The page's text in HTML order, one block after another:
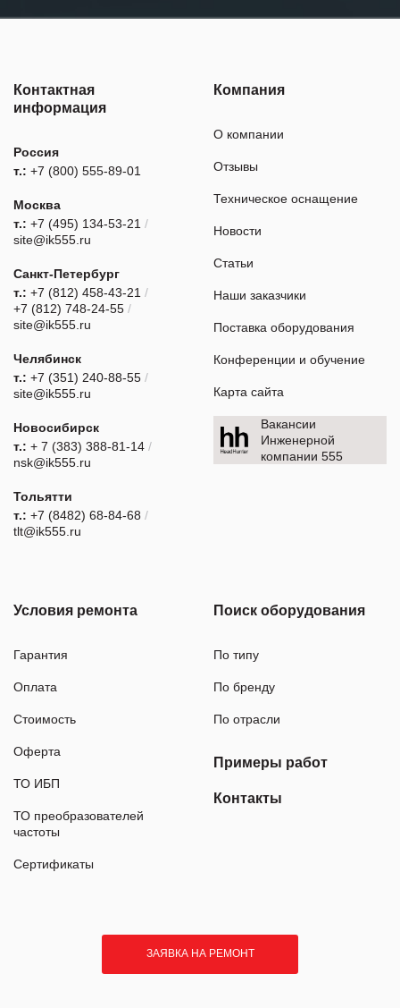
Контактная
информация
Россия
т.: +7 (800) 555-89-01
Москва
т.: +7 (495) 134-53-21 /
site@ik555.ru
Санкт-Петербург
т.: +7 (812) 458-43-21 /
+7 (812) 748-24-55 /
site@ik555.ru
Челябинск
т.: +7 (351) 240-88-55 /
site@ik555.ru
Новосибирск
т.: + 7 (383) 388-81-14 /
nsk@ik555.ru
Тольятти
т.: +7 (8482) 68-84-68 /
tlt@ik555.ru
Компания
О компании
Отзывы
Техническое оснащение
Новости
Статьи
Наши заказчики
Поставка оборудования
Конференции и обучение
Карта сайта
Вакансии
Инженерной
компании 555
Условия ремонта
Гарантия
Оплата
Стоимость
Оферта
ТО ИБП
ТО преобразователей
частоты
Сертификаты
Поиск оборудования
По типу
По бренду
По отрасли
Примеры работ
Контакты
ЗАЯВКА НА РЕМОНТ